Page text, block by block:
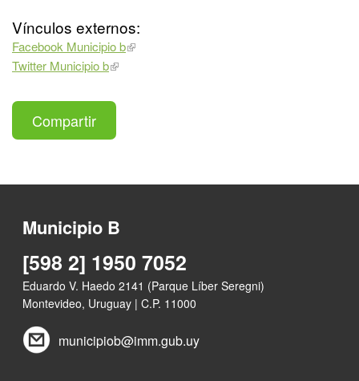
Vínculos externos:
Facebook Municipio b
Twitter Municipio b
Compartir
Municipio B
[598 2] 1950 7052
Eduardo V. Haedo 2141 (Parque Líber Seregni)
Montevideo, Uruguay | C.P. 11000
municipiob@imm.gub.uy